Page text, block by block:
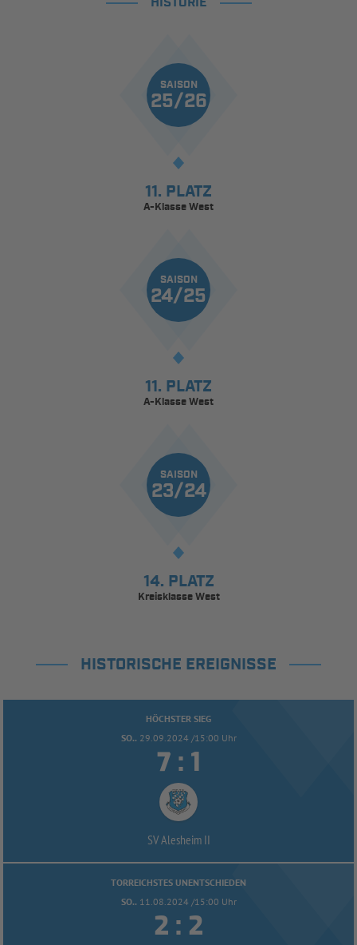
SAISON
25/26
11. PLATZ
A-Klasse West
SAISON
24/25
11. PLATZ
A-Klasse West
SAISON
23/24
14. PLATZ
Kreisklasse West
HISTORISCHE EREIGNISSE
HÖCHSTER SIEG
SO.. 29.09.2024 /15:00 Uhr
 : 
SV Alesheim II
TORREICHSTES UNENTSCHIEDEN
SO.. 11.08.2024 /15:00 Uhr
 : 